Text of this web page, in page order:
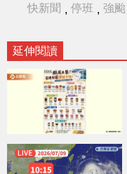
快新聞 , 停班 , 強颱
延伸閱讀
{PLAYICON}